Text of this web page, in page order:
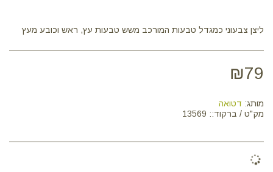
ליצן צבעוני כמגדל טבעות המורכב משש טבעות עץ, ראש וכובע מעץ
₪79
מותג: דטואה
מק"ט / ברקוד:: 13569